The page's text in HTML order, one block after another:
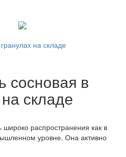
на складе
сосновая в
складе
широко распространения как в
уровне. Она активно